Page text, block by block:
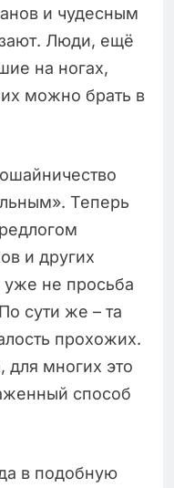
и чудесным
Люди, ещё
на ногах,
их можно брать в
Теперь
и других
не просьба
сути же – та
прохожих.
для многих это
способ
в подобную